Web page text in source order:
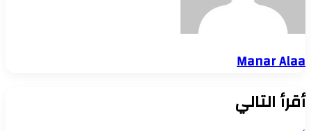
Manar Alaa
أقرأ التالي